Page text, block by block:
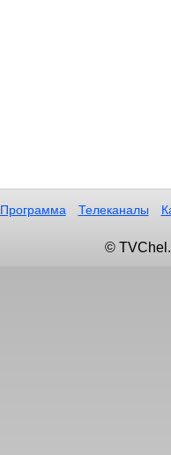
Программа Телеканалы
©